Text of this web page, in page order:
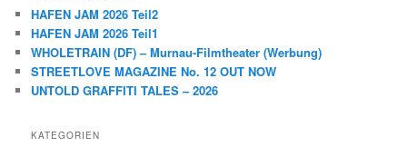
HAFEN JAM 2026 Teil2
HAFEN JAM 2026 Teil1
WHOLETRAIN (DF) – Murnau-Filmtheater (Werbung)
STREETLOVE MAGAZINE No. 12 OUT NOW
UNTOLD GRAFFITI TALES – 2026
KATEGORIEN